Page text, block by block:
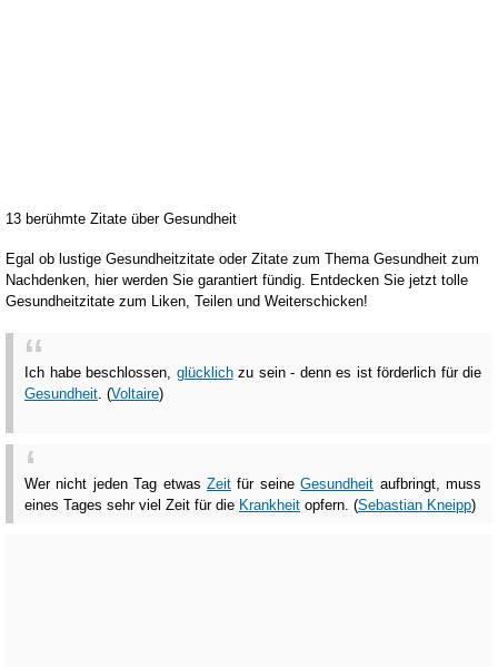
13 berühmte Zitate über Gesundheit
Egal ob lustige Gesundheitzitate oder Zitate zum Thema Gesundheit zum
Nachdenken, hier werden Sie garantiert fündig. Entdecken Sie jetzt tolle
Gesundheitzitate zum Liken, Teilen und Weiterschicken!
Ich habe beschlossen, glücklichzu sein - denn es ist förderlich für die
Gesundheit . (Voltaire)
Wer nicht jeden Tag etwas Zeit für seineGesundheit aufbringt, muss
eines Tages sehr viel Zeit für die Krankheit opfern. (Sebastian Kneipp)